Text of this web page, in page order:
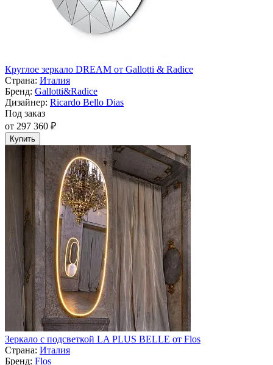
Круглое зеркало DREAM от Gallotti & Radice
Страна: Италия
Бренд: Gallotti&Radice
Дизайнер: Ricardo Bello Dias
Под заказ
от 297 360 ₽
Купить
Зеркало с подсветкой LA PLUS BELLE от Flos
Страна: Италия
Бренд: Flos